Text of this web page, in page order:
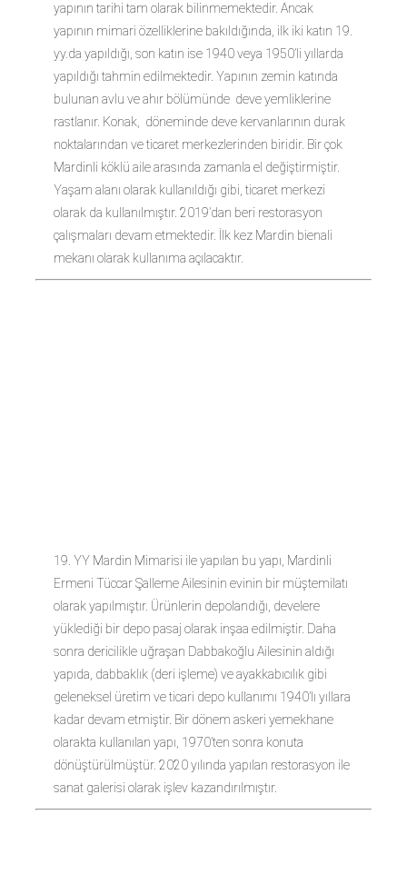
yapının tarihi tam olarak bilinmemektedir. Ancak
yapının mimari özelliklerine bakıldığında, ilk iki katın 19.
yy.da yapıldığı, son katın ise 1940 veya 1950’li yıllarda
yapıldığı tahmin edilmektedir. Yapının zemin katında
bulunan avlu ve ahır bölümünde deve yemliklerine
rastlanır. Konak, döneminde deve kervanlarının durak
noktalarından ve ticaret merkezlerinden biridir. Bir çok
Mardinli köklü aile arasında zamanla el değiştirmiştir.
Yaşam alanı olarak kullanıldığı gibi, ticaret merkezi
olarak da kullanılmıştır. 2019’dan beri restorasyon
çalışmaları devam etmektedir. İlk kez Mardin bienali
mekanı olarak kullanıma açılacaktır.
19. YY Mardin Mimarisi ile yapılan bu yapı, Mardinli
Ermeni Tüccar Şalleme Ailesinin evinin bir müştemilatı
olarak yapılmıştır. Ürünlerin depolandığı, develere
yüklediği bir depo pasaj olarak inşaa edilmiştir. Daha
sonra dericilikle uğraşan Dabbakoğlu Ailesinin aldığı
yapıda, dabbaklık (deri işleme) ve ayakkabıcılık gibi
geleneksel üretim ve ticari depo kullanımı 1940’lı yıllara
kadar devam etmiştir. Bir dönem askeri yemekhane
olarakta kullanılan yapı, 1970’ten sonra konuta
dönüştürülmüştür. 2020 yılında yapılan restorasyon ile
sanat galerisi olarak işlev kazandırılmıştır.